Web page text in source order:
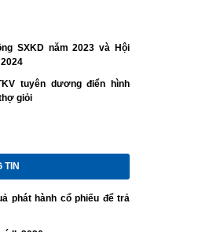
SXKD năm 2023 và Hội
tuyên dương điển hình
giỏi
TIN
phát hành cổ phiếu để trả